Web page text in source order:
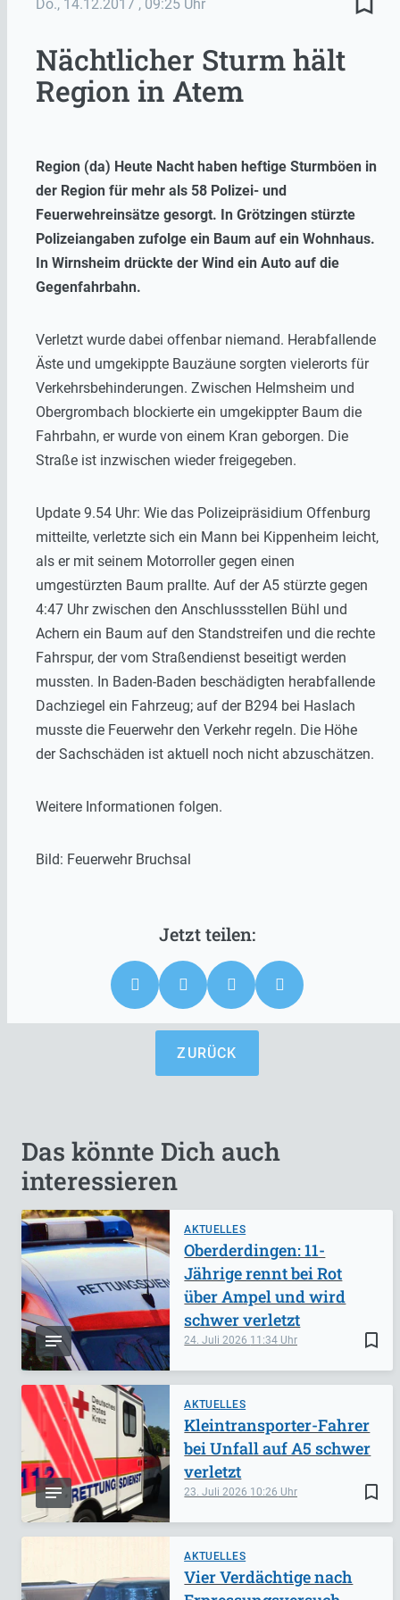
Do., 14.12.2017 , 09:25 Uhr
Nächtlicher Sturm hält
Region in Atem
Region (da) Heute Nacht haben heftige Sturmböen in
der Region für mehr als 58 Polizei- und
Feuerwehreinsätze gesorgt. In Grötzingen stürzte
Polizeiangaben zufolge ein Baum auf ein Wohnhaus.
In Wirnsheim drückte der Wind ein Auto auf die
Gegenfahrbahn.
Verletzt wurde dabei offenbar niemand. Herabfallende
Äste und umgekippte Bauzäune sorgten vielerorts für
Verkehrsbehinderungen. Zwischen Helmsheim und
Obergrombach blockierte ein umgekippter Baum die
Fahrbahn, er wurde von einem Kran geborgen. Die
Straße ist inzwischen wieder freigegeben.
Update 9.54 Uhr: Wie das Polizeipräsidium Offenburg
mitteilte, verletzte sich ein Mann bei Kippenheim leicht,
als er mit seinem Motorroller gegen einen
umgestürzten Baum prallte. Auf der A5 stürzte gegen
4:47 Uhr zwischen den Anschlussstellen Bühl und
Achern ein Baum auf den Standstreifen und die rechte
Fahrspur, der vom Straßendienst beseitigt werden
mussten. In Baden-Baden beschädigten herabfallende
Dachziegel ein Fahrzeug; auf der B294 bei Haslach
musste die Feuerwehr den Verkehr regeln. Die Höhe
der Sachschäden ist aktuell noch nicht abzuschätzen.
Weitere Informationen folgen.
Bild: Feuerwehr Bruchsal
ZURÜCK
Das könnte Dich auch
interessieren
AKTUELLES
bookmark_border
24. Juli 2026 11:34
Oberderdingen: 11-
Jährige rennt bei Rot
über Ampel und wird
schwer verletzt
AKTUELLES
bookmark_border
23. Juli 2026 10:26
Kleintransporter-Fahrer
bei Unfall auf A5 schwer
verletzt
AKTUELLES
Vier Verdächtige nach